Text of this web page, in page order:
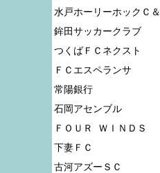
水戸ホーリーホックＣ
鉾田サッカークラブ
つくばＦＣネクスト
ＦＣエスペランサ
常陽銀行
石岡アセンブル
ＦＯＵＲ ＷＩＮＤＳ
下妻ＦＣ
古河アズーＳＣ